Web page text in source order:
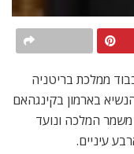
ממלכת בריטניה
בארמון בקינגהאם
המלכה ונועד
עיניים.